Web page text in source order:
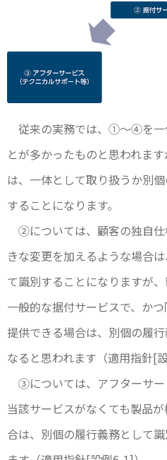
従来の実務では、①～④を一
とが多かったものと思われま
は、一体として取り扱うか別
することになります。
②については、顧客の独自
きな変更を加えるような場合
て識別することになりますが
一般的な据付サービスで、か
提供できる場合は、別個の履
なると思われます（適用指針[
③については、アフターサー
当該サービスがなくても製品
合は、別個の履行義務として